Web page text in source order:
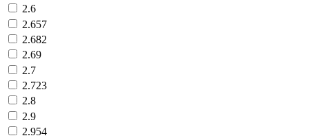
2.6
2.657
2.682
2.69
2.7
2.723
2.8
2.9
2.954